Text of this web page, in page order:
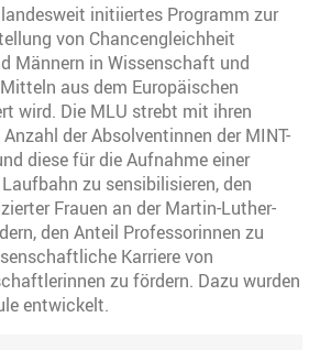
landesweit initiiertes Programm zur
von Chancengleichheit
Männern in Wissenschaft und
aus dem Europäischen
wird. Die MLU strebt mit ihren
der Absolventinnen der MINT-
diese für die Aufnahme einer
zu sensibilisieren, den
Frauen an der Martin-Luther-
den Anteil Professorinnen zu
Karriere von
zu fördern. Dazu wurden
entwickelt.